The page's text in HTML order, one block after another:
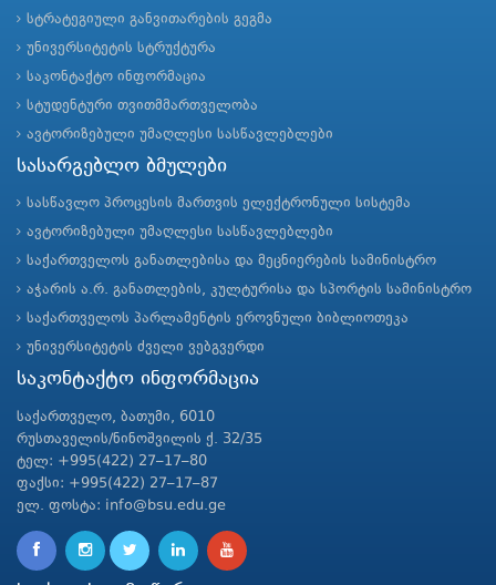
სტრატეგიული განვითარების გეგმა
უნივერსიტეტის სტრუქტურა
საკონტაქტო ინფორმაცია
სტუდენტური თვითმმართველობა
ავტორიზებული უმაღლესი სასწავლებლები
სასარგებლო ბმულები
სასწავლო პროცესის მართვის ელექტრონული სისტემა
ავტორიზებული უმაღლესი სასწავლებლები
საქართველოს განათლებისა და მეცნიერების სამინისტრო
აჭარის ა.რ. განათლების, კულტურისა და სპორტის სამინისტრო
საქართველოს პარლამენტის ეროვნული ბიბლიოთეკა
უნივერსიტეტის ძველი ვებგვერდი
საკონტაქტო ინფორმაცია
საქართველო, ბათუმი, 6010
რუსთაველის/ნინოშვილის ქ. 32/35
ტელ: +995(422) 27–17–80
ფაქსი: +995(422) 27–17–87
ელ. ფოსტა: info@bsu.edu.ge